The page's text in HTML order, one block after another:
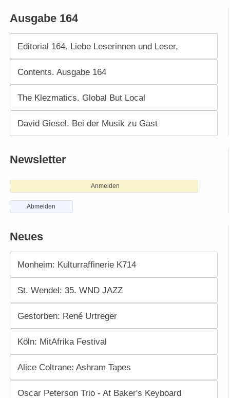
Ausgabe 164
Editorial 164. Liebe Leserinnen und Leser,
Contents. Ausgabe 164
The Klezmatics. Global But Local
David Giesel. Bei der Musik zu Gast
Newsletter
Anmelden
Abmelden
Neues
Monheim: Kulturraffinerie K714
St. Wendel: 35. WND JAZZ
Gestorben: René Urtreger
Köln: MitAfrika Festival
Alice Coltrane: Ashram Tapes
Oscar Peterson Trio - At Baker's Keyboard